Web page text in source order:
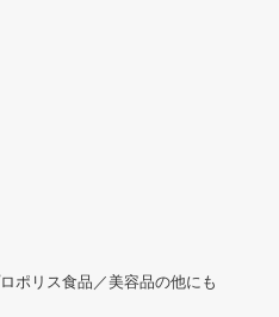
ポリス食品／美容品の他にも